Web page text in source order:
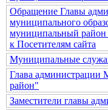
Обращение Главы
муниципального
муниципальный
к Посетителям сайта
Муниципальные
Глава
район"
Заместители главы